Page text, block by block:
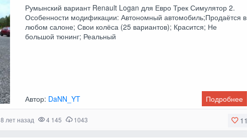
Румынский вариант Renault Logan для Евро Трек Симулятор 2.
Особенности модификации: Автономный автомобиль;Продаётся в
любом салоне; Свои колёса (25 вариантов); Красится; Не
большой тюнинг; Реальный
Автор: DaNN_YT Подробнее
11
8 лет назад 4 145 1043